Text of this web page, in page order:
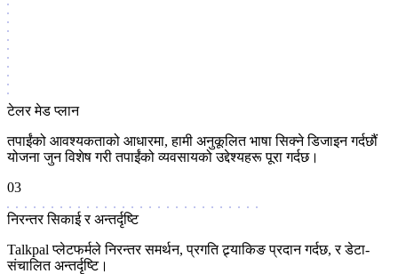
टेलर मेड प्लान
तपाईंको आवश्यकताको आधारमा, हामी अनुकूलित भाषा सिक्ने डिजाइन गर्दछौं
योजना जुन विशेष गरी तपाईंको व्यवसायको उद्देश्यहरू पूरा गर्दछ।
03
निरन्तर सिकाई र अन्तर्दृष्टि
Talkpal प्लेटफर्मले निरन्तर समर्थन, प्रगति ट्र्याकिङ प्रदान गर्दछ, र डेटा-
संचालित अन्तर्दृष्टि।